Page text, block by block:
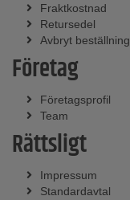
Fraktkostnad
Retursedel
Avbryt beställning
Företag
Företagsprofil
Team
Rättsligt
Impressum
Standardavtal